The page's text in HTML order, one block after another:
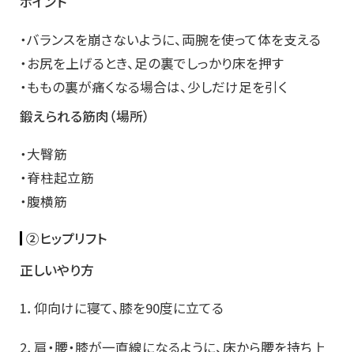
・バランスを崩さないように、両腕を使って体を支える
・お尻を上げるとき、足の裏でしっかり床を押す
・ももの裏が痛くなる場合は、少しだけ足を引く
鍛えられる筋肉（場所）
・大臀筋
・脊柱起立筋
・腹横筋
②ヒップリフト
正しいやり方
1．仰向けに寝て、膝を90度に立てる
2．肩・腰・膝が一直線になるように、床から腰を持ち上